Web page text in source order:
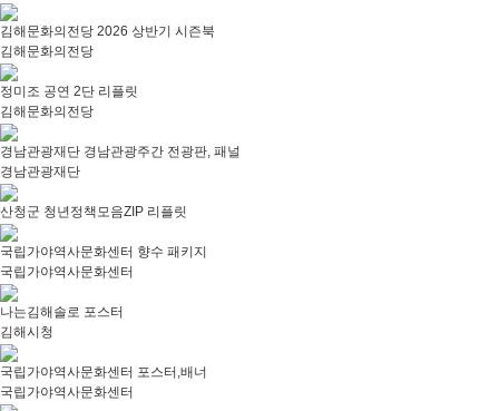
김해문화의전당 2026 상반기 시즌북
김해문화의전당
정미조 공연 2단 리플릿
김해문화의전당
경남관광재단 경남관광주간 전광판, 패널
경남관광재단
산청군 청년정책모음ZIP 리플릿
국립가야역사문화센터 향수 패키지
국립가야역사문화센터
나는김해솔로 포스터
김해시청
국립가야역사문화센터 포스터,배너
국립가야역사문화센터